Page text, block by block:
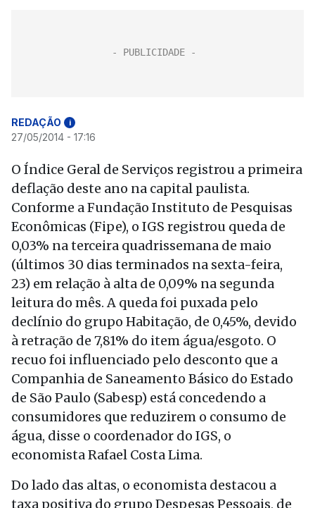
REDAÇÃO i
27/05/2014 - 17:16
O Índice Geral de Serviços registrou a primeira
deflação deste ano na capital paulista.
Conforme a Fundação Instituto de Pesquisas
Econômicas (Fipe), o IGS registrou queda de
0,03% na terceira quadrissemana de maio
(últimos 30 dias terminados na sexta-feira,
23) em relação à alta de 0,09% na segunda
leitura do mês. A queda foi puxada pelo
declínio do grupo Habitação, de 0,45%, devido
à retração de 7,81% do item água/esgoto. O
recuo foi influenciado pelo desconto que a
Companhia de Saneamento Básico do Estado
de São Paulo (Sabesp) está concedendo a
consumidores que reduzirem o consumo de
água, disse o coordenador do IGS, o
economista Rafael Costa Lima.
Do lado das altas, o economista destacou a
taxa positiva do grupo Despesas Pessoais, de